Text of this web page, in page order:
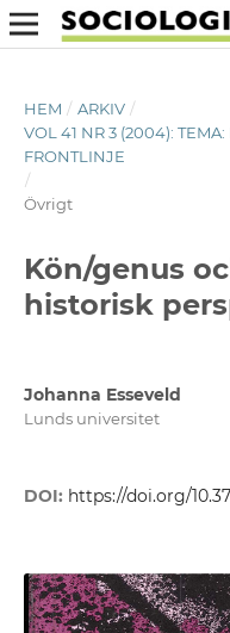
HEM / ARKIV /
VOL 41 NR 3 (2004):
FRONTLINJE
/
Övrigt
Kön/genus
historisk
Johanna Esseveld
Lunds universitet
DOI: https://doi.org/